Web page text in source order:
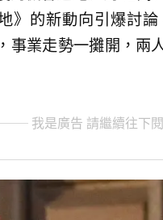
》的新動向引爆討
事業走勢一攤開，兩
我是廣告 請繼續往下